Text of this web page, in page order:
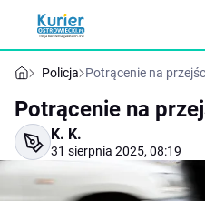
Policja Potrącenie na
Potrącenie na
K. K.
31 sierpnia 2025, 08:19